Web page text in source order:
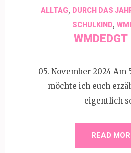
ALLTAG, DURCH DAS
SCHULKIND,
WMDEDGT
05. November 2024 Am
möchte ich euch
eigentlich
READ